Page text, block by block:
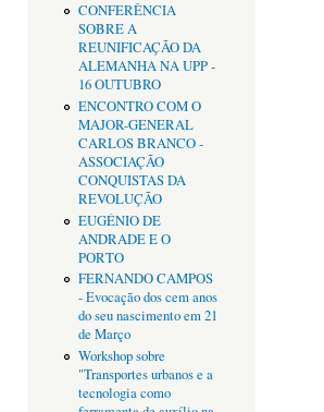
CONFERÊNCIA
SOBRE A
REUNIFICAÇÃO DA
ALEMANHA NA UPP -
16 OUTUBRO
ENCONTRO COM O
MAJOR-GENERAL
CARLOS BRANCO -
ASSOCIAÇÃO
CONQUISTAS DA
REVOLUÇÃO
EUGÉNIO DE
ANDRADE E O
PORTO
FERNANDO CAMPOS
- Evocação dos cem anos
do seu nascimento em 21
de Março
Workshop sobre
"Transportes urbanos e a
tecnologia como